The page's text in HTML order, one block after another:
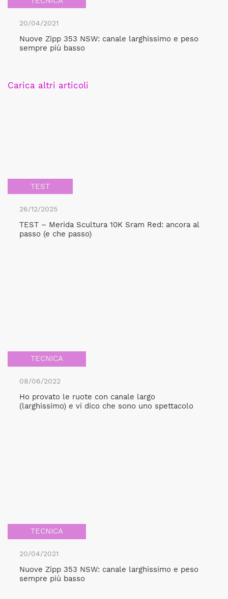
20/04/2021
Nuove Zipp 353 NSW: canale larghissimo e peso
sempre più basso
Carica altri articoli
TEST
26/12/2025
TEST – Merida Scultura 10K Sram Red: ancora al
passo (e che passo)
TECNICA
08/06/2022
Ho provato le ruote con canale largo
(larghissimo) e vi dico che sono uno spettacolo
TECNICA
20/04/2021
Nuove Zipp 353 NSW: canale larghissimo e peso
sempre più basso